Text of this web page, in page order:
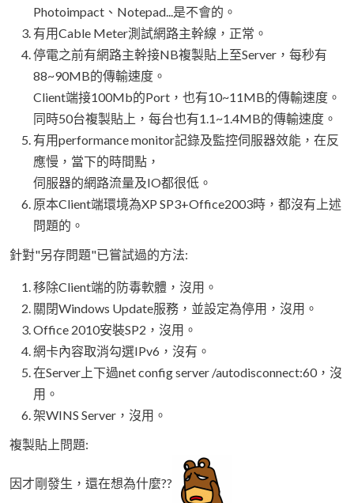
Photoimpact、Notepad...是不會的。
有用Cable Meter測試網路主幹線，正常。
停電之前有網路主幹接NB複製貼上至Server，每秒有
88~90MB的傳輸速度。
Client端接100Mb的Port，也有10~11MB的傳輸速度。
同時50台複製貼上，每台也有1.1~1.4MB的傳輸速度。
有用performance monitor記錄及監控伺服器效能，在反
應慢，當下的時間點，
伺服器的網路流量及IO都很低。
原本Client端環境為XP SP3+Office2003時，都沒有上述
問題的。
針對"另存問題"已嘗試過的方法:
移除Client端的防毒軟體，沒用。
關閉Windows Update服務，並設定為停用，沒用。
Office 2010安裝SP2，沒用。
網卡內容取消勾選IPv6，沒有。
在Server上下過net config server /autodisconnect:60，沒
用。
架WINS Server，沒用。
複製貼上問題:
因才剛發生，還在想為什麼??